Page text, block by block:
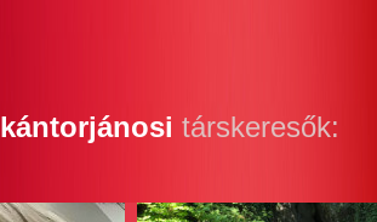
kántorjánosi társkeresők: